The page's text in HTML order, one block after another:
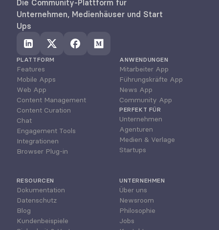
Die Community-Plattform für
Unternehmen, Medienhäuser und Start
Ups
PLATTFORM
Features
Mobile Apps
Web App
Content Management
Content Curation
Chat
Engagement Tools
Integrationen
Browser Plug-in
ANWENDUNGEN
Mitarbeiter App
Führungskräfte App
News App
Community App
PERFEKT FÜR
Unternehmen
Agenturen
Medien & Verlage
Startups
RESOURCEN
Dokumentation
Datenschutz
Blog
Kundenbeispiele
UNTERNEHMEN
Über uns
Newsroom
Philosophie
Jobs